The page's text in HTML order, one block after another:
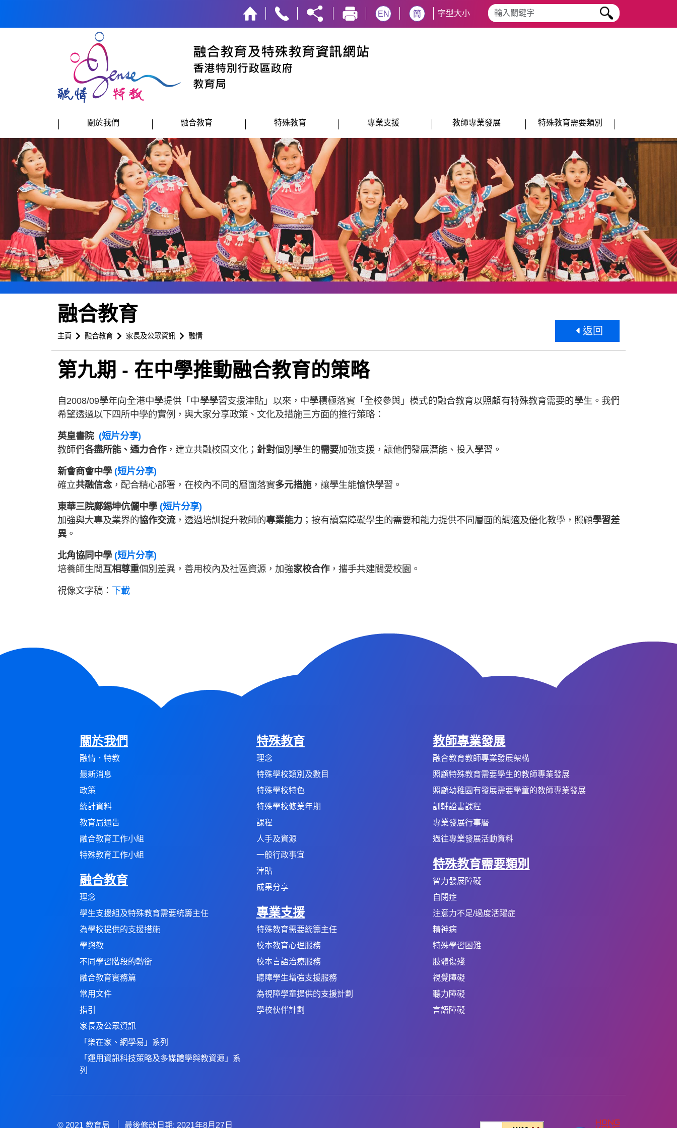
EN
簡 字型大小 搜尋字串
關於我們 融合教育 特殊教育 專業支援 教師專業發展 特殊教育需要類別
融合教育
主頁 融合教育 家長及公眾資訊 融情 返回
第九期 - 在中學推動融合教育的策略
自2008/09學年向全港中學提供「中學學習支援津貼」以來，中學積極落實「全校參與」模式的融合教育以照顧有特殊教育需要的學生。我們
希望透過以下四所中學的實例，與大家分享政策、文化及措施三方面的推行策略：
英皇書院 (短片分享)
教師們各盡所能、通力合作，建立共融校園文化； 針對個別學生的需要加強支援，讓他們發展潛能、投入學習。
新會商會中學(短片分享)
確立共融信念，配合精心部署，在校內不同的層面落實多元措施，讓學生能愉快學習。
東華三院鄺錫坤伉儷中學(短片分享)
加強與大專及業界的協作交流，透過培訓提升教師的專業能力 ；按有讀寫障礙學生的需要和能力提供不同層面的調適及優化教學，照顧學習差
異。
北角協同中學(短片分享)
培養師生間互相尊重個別差異，善用校內及社區資源，加強家校合作，攜手共建關愛校園。
視像文字稿： 下載
關於我們
融情．特教
最新消息
政策
統計資料
教育局通告
融合教育工作小組
特殊教育工作小組
融合教育
理念
學生支援組及特殊教育需要統籌主任
為學校提供的支援措施
學與教
不同學習階段的轉銜
融合教育實務篇
常用文件
指引
家長及公眾資訊
「樂在家、網學易」系列
「運用資訊科技策略及多媒體學與教資源」系
列
特殊教育
理念
特殊學校類別及數目
特殊學校特色
特殊學校修業年期
課程
人手及資源
一般行政事宜
津貼
成果分享
專業支援
特殊教育需要統籌主任
校本教育心理服務
校本言語治療服務
聽障學生增強支援服務
為視障學童提供的支援計劃
學校伙伴計劃
教師專業發展
融合教育教師專業發展架構
照顧特殊教育需要學生的教師專業發展
照顧幼稚園有發展需要學童的教師專業發展
訓輔證書課程
專業發展行事曆
過往專業發展活動資料
特殊教育需要類別
智力發展障礙
自閉症
注意力不足/過度活躍症
精神病
特殊學習困難
肢體傷殘
視覺障礙
聽力障礙
言語障礙
© 2021 教育局 最後修改日期: 2021年8月27日